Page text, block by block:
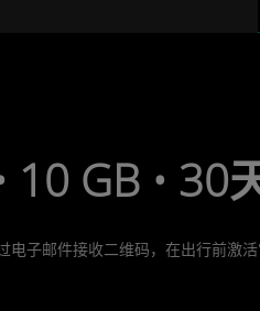
10 GB • 30
子邮件接收二维码，在出行前激